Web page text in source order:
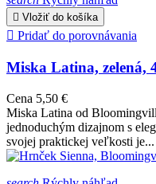
 Vložiť do košíka
 Pridať do porovnávania
Miska Latina, zelená,
Cena 5,50 €
Miska Latina od
jednoduchým dizajnom s
svojej praktickej veľkosti je...